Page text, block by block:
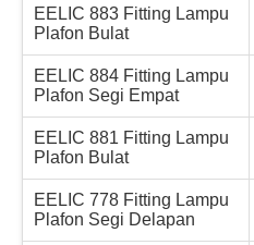
EELIC 883 Fitting Lampu
Plafon Bulat
EELIC 884 Fitting Lampu
Plafon Segi Empat
EELIC 881 Fitting Lampu
Plafon Bulat
EELIC 778 Fitting Lampu
Plafon Segi Delapan